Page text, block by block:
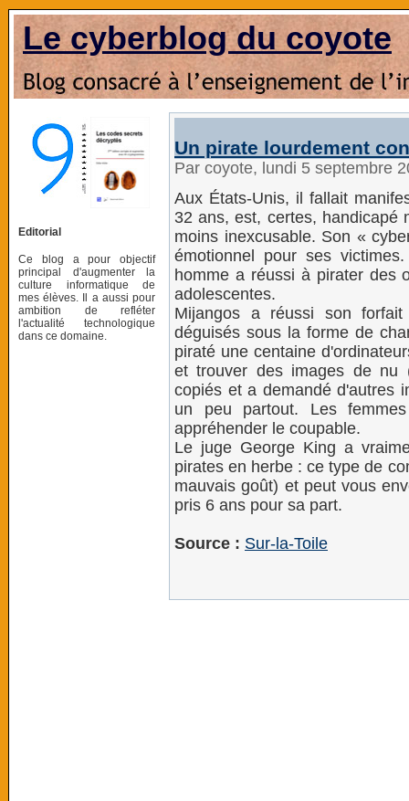
Le cyberblog du coyote
Editorial
Ce blog a pour objectif
principal d'augmenter la
culture informatique de
mes élèves. Il a aussi pour
ambition de refléter
l'actualité technologique
dans ce domaine.
Un pirate lourdement
Par coyote, lundi 5 septembre
Aux États-Unis, il fallait
32 ans, est, certes, handicapé
moins inexcusable. Son «
émotionnel pour ses
homme a réussi à pirater des
adolescentes.
Mijangos a réussi son
déguisés sous la forme de
piraté une centaine
et trouver des images de nu
copiés et a demandé d'autres
un peu partout. Les
appréhender le coupable.
Le juge George King a
pirates en herbe : ce type de
mauvais goût) et peut vous
pris 6 ans pour sa part.
Source : Sur-la-Toile